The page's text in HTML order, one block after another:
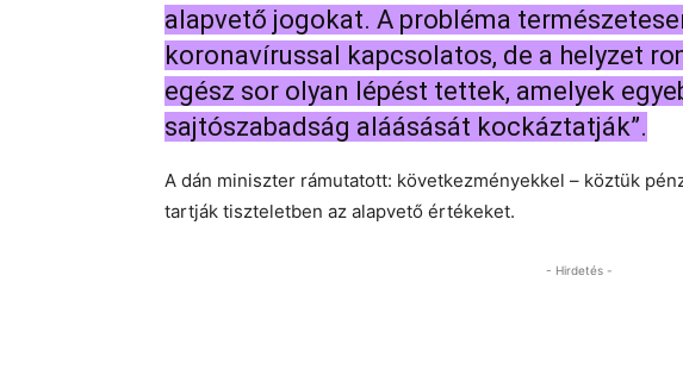
alapvető jogokat. A probléma
koronavírussal kapcsolatos, de a helyzet
egész sor olyan lépést tettek, amelyek
sajtószabadság aláásását kockáztatják”.
A dán miniszter rámutatott: következményekkel – köztük
tartják tiszteletben az alapvető értékeket.
- Hirdetés -